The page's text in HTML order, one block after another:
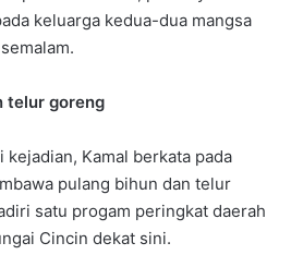
keluarga kedua-dua mangsa
telur goreng
Kamal berkata pada
pulang bihun dan telur
satu progam peringkat daerah
Cincin dekat sini.